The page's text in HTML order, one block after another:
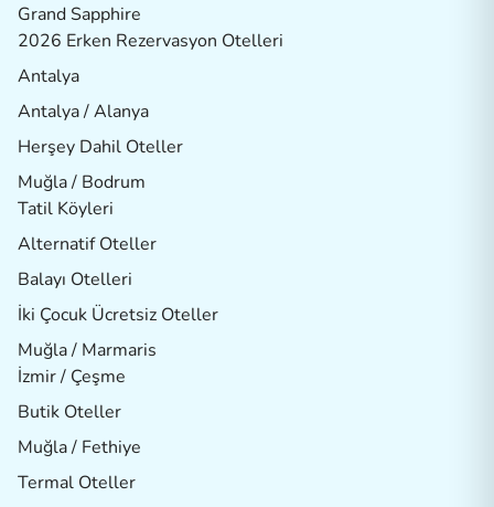
Grand Sapphire
2026 Erken Rezervasyon Otelleri
Antalya
Antalya / Alanya
Herşey Dahil Oteller
Muğla / Bodrum
Tatil Köyleri
Alternatif Oteller
Balayı Otelleri
İki Çocuk Ücretsiz Oteller
Muğla / Marmaris
İzmir / Çeşme
Butik Oteller
Muğla / Fethiye
Termal Oteller